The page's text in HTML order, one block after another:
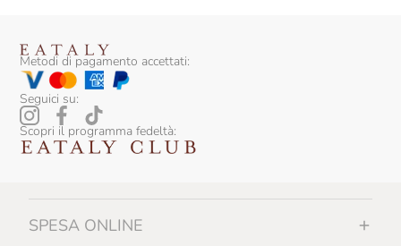
Metodi di pagamento accettati:
Seguici su:
Scopri il programma fedeltà:
SPESA ONLINE